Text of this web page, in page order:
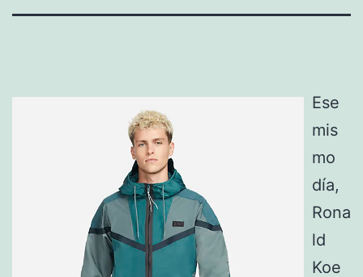
Ese
mis
mo
día,
Rona
ld
Koe